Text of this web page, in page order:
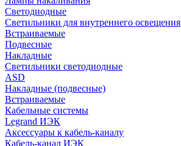
Светодиодные
Светильники для внутреннего освещения
Встраиваемые
Подвесные
Накладные
Светильники светодиодные
ASD
Накладные (подвесные)
Встраиваемые
Кабельные системы
Legrand ИЭК
Аксессуары к кабель-каналу
Кабель-канал ИЭК